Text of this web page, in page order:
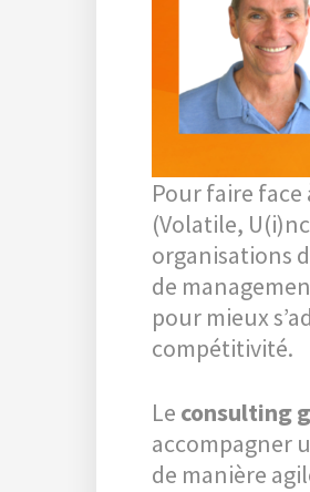
Pour faire face
(Volatile,
organisations
de
pour mieux
compétitivité.
Le consulting
accompagner
de manière